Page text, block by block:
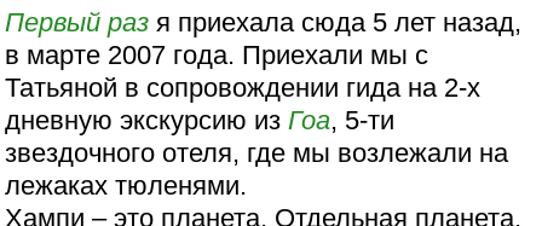
Первый раз я приехала сюда 5 лет назад,
в марте 2007 года. Приехали мы с
Татьяной в сопровождении гида на 2-х
дневную экскурсию изГоа, 5-ти
звездочного отеля, где мы возлежали на
лежаках тюленями.
Хампи – это планета. Отдельная планета,